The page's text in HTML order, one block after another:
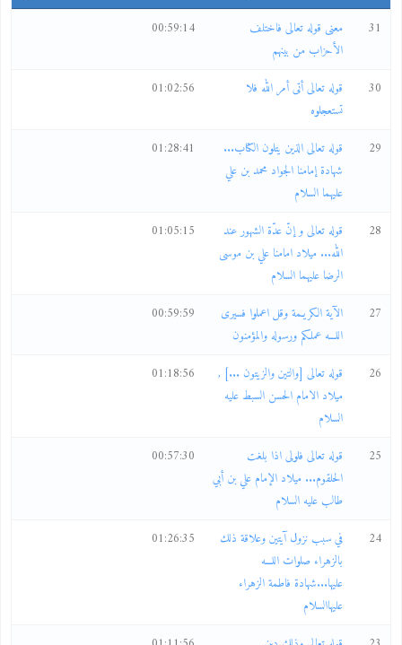
31
معنى قوله تعالى فاختلف
الأحزاب من بينهم
00:59:14
30
قوله تعالى أتى أمر الله فلا
تستعجلوه
01:02:56
29
قوله تعالى الذين يتلون الكتاب...
شهادة إمامنا الجواد محمد بن علي
عليهما السلام
01:28:41
28
قوله تعالى و إنّ عدّة الشهور عند
الله... ميلاد امامنا علي بن موسى
الرضا عليهما السلام
01:05:15
27
الآية الكريـمة وقل اعملوا فسيرى
اللـــه عملكم ورسوله والمؤمنون
00:59:59
26
قوله تعالى [والتين والزيتون ...] ,
ميلاد الامام الحسن السبط عليه
السلام
01:18:56
25
قوله تعالى فلولى اذا بلغت
الحلقوم... ميلاد الإمام علي بن أبي
طالب عليه السلام
00:57:30
24
في سبب نزول آيتين وعلاقة ذلك
بالزهراء صلوات اللـــه
عليها...شهادة فاطمة الزهراء
عليهاالسلام
01:26:35